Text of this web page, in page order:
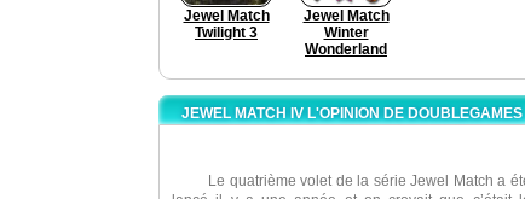
Jewel Match
Twilight 3
Jewel Match
Winter
Wonderland
JEWEL MATCH IV L'OPINION DE DOUBLEGAMES
Le quatrième volet de la série Jewel Match a